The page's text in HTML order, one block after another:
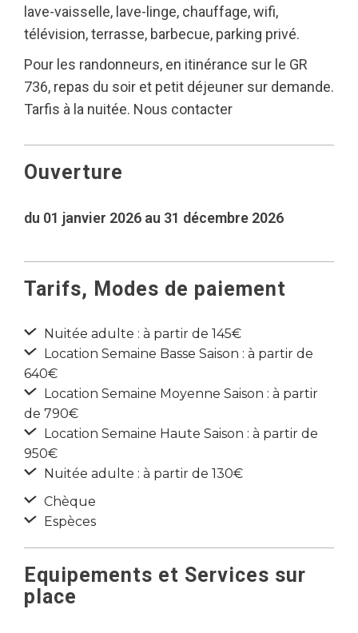
lave-vaisselle, lave-linge, chauffage, wifi,
télévision, terrasse, barbecue, parking privé.
Pour les randonneurs, en itinérance sur le GR
736, repas du soir et petit déjeuner sur demande.
Tarfis à la nuitée. Nous contacter
Ouverture
du 01 janvier 2026 au 31 décembre 2026
Tarifs, Modes de paiement
Nuitée adulte : à partir de 145€
Location Semaine Basse Saison : à partir de
640€
Location Semaine Moyenne Saison : à partir
de 790€
Location Semaine Haute Saison : à partir de
950€
Nuitée adulte : à partir de 130€
Chèque
Espèces
Equipements et Services sur
place